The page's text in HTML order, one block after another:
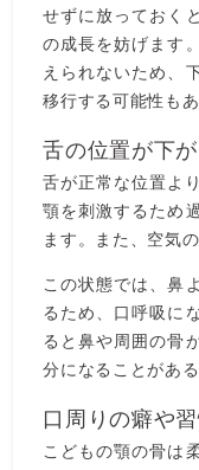
せずに放っておく
の成長を妨げます
えられないため、
移行する可能性もあ
舌の位置が下
舌が正常な位置よ
顎を刺激するため
ます。また、空気
この状態では、鼻
るため、口呼吸に
ると鼻や周囲の骨
分になることがある
口周りの癖や
こどもの顎の骨は